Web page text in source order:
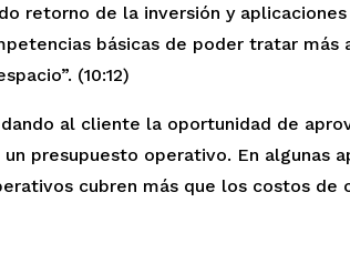
retorno de la inversión y
básicas de poder tratar más
(10:12)
al cliente la oportunidad de
presupuesto operativo. En algunas
cubren más que los costos de